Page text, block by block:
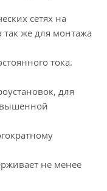
сетях на
же для монтажа
тока.
для
не менее